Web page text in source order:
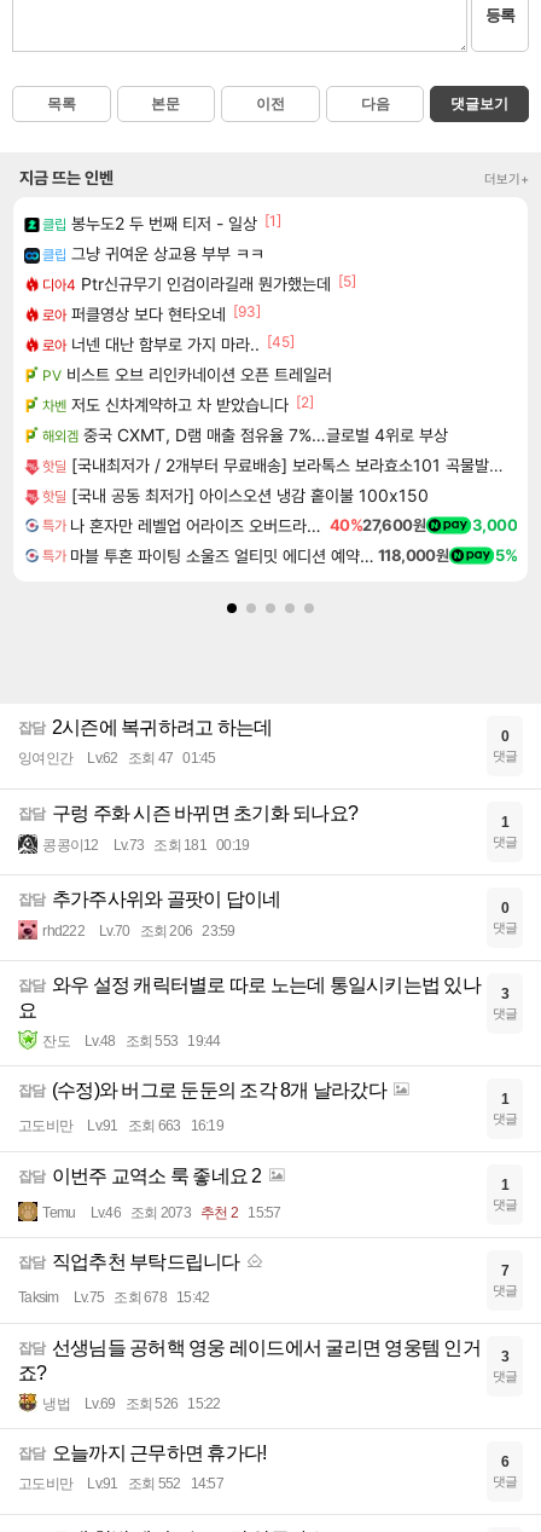
등록
목록 본문 이전 다음 댓글보기
지금 뜨는 인벤 더보기+
클립 봉누도2 두 번째 티저 - 일상 [1]
클립 그냥 귀여운 상교용 부부 ㅋㅋ
디아4 Ptr신규무기 인검이라길래 뭔가했는데 [5]
로아 퍼클영상 보다 현타오네 [93]
로아 너넨 대난 함부로 가지 마라.. [45]
PV 비스트 오브 리인카네이션 오픈 트레일러
차벤 저도 신차계약하고 차 받았습니다 [2]
해외겜 중국 CXMT, D램 매출 점유율 7%…글로벌 4위로 부상
핫딜 [국내최저가 / 2개부터 무료배송] 보라톡스 보라효소101 곡물발효효소 프로바이오틱스 30포
핫딜 [국내 공동 최저가] 아이스오션 냉감 홑이불 100x150
특가 나 혼자만 레벨업 어라이즈 오버드라이브 Solo Leveling Arise 40%27,600원 3,000
특가 마블 투혼 파이팅 소울즈 얼티밋 에디션 예약구매 MARVEL Tokon Fighting Souls Ultimate Edition Pre-Purchase 118,000원 5%
잡담 2시즌에 복귀하려고 하는데
잉여인간 Lv.62 조회 47 01:45
0
댓글
잡담 구렁 주화 시즌 바뀌면 초기화 되나요?
콩콩이12 Lv.73 조회 181 00:19
1
댓글
잡담 추가주사위와 골팟이 답이네
rhd222 Lv.70 조회 206 23:59
0
댓글
잡담 와우 설정 캐릭터별로 따로 노는데 통일시키는법 있나
요
잔도 Lv.48 조회 553 19:44
3
댓글
잡담 (수정)와 버그로 둔둔의 조각 8개 날라갔다
고도비만 Lv.91 조회 663 16:19
1
댓글
잡담 이번주 교역소 룩 좋네요 2
Temu Lv.46 조회 2073 추천 2 15:57
1
댓글
잡담 직업추천 부탁드립니다
Taksim Lv.75 조회 678 15:42
7
댓글
잡담 선생님들 공허핵 영웅 레이드에서 굴리면 영웅템 인거
죠?
냉법 Lv.69 조회 526 15:22
3
댓글
잡담 오늘까지 근무하면 휴가다!
고도비만 Lv.91 조회 552 14:57
6
댓글